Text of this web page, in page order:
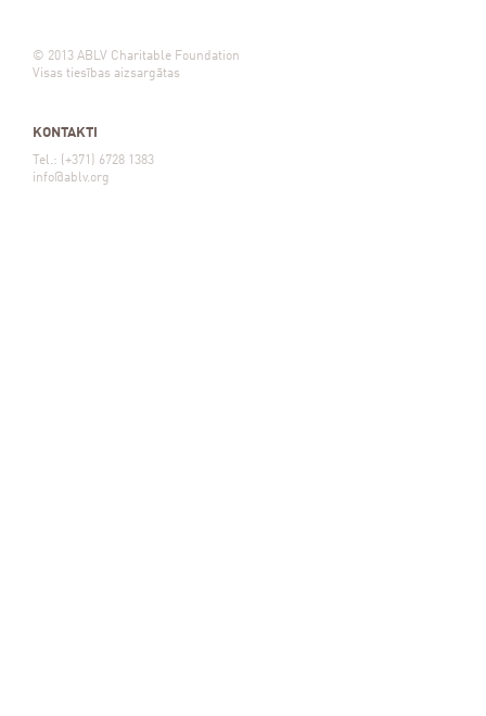
© 2013 ABLV Charitable Foundation
Visas tiesības aizsargātas
KONTAKTI
Tel.: (+371) 6728 1383
info@ablv.org